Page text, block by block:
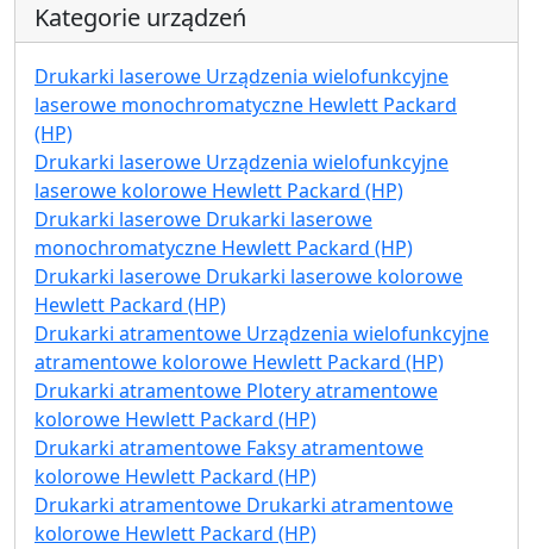
Kategorie urządzeń
Drukarki laserowe Urządzenia wielofunkcyjne
laserowe monochromatyczne Hewlett Packard
(HP)
Drukarki laserowe Urządzenia wielofunkcyjne
laserowe kolorowe Hewlett Packard (HP)
Drukarki laserowe Drukarki laserowe
monochromatyczne Hewlett Packard (HP)
Drukarki laserowe Drukarki laserowe kolorowe
Hewlett Packard (HP)
Drukarki atramentowe Urządzenia wielofunkcyjne
atramentowe kolorowe Hewlett Packard (HP)
Drukarki atramentowe Plotery atramentowe
kolorowe Hewlett Packard (HP)
Drukarki atramentowe Faksy atramentowe
kolorowe Hewlett Packard (HP)
Drukarki atramentowe Drukarki atramentowe
kolorowe Hewlett Packard (HP)